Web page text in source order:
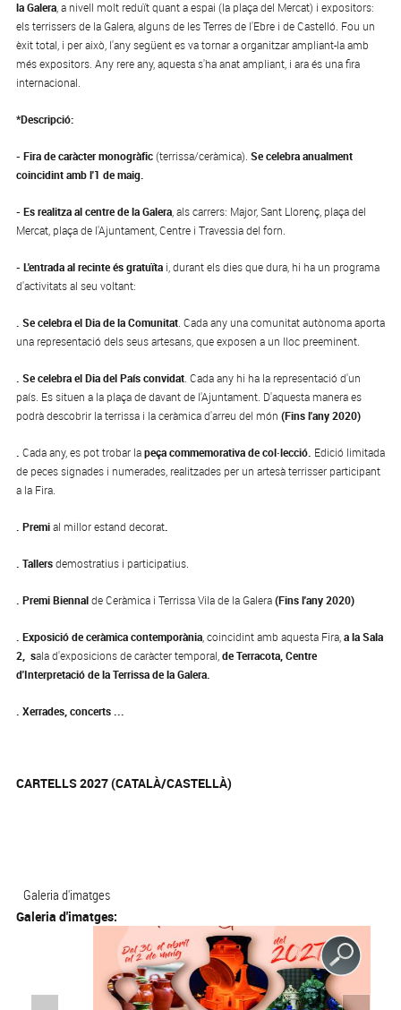
la Galera, a nivell molt reduït quant a espai (la plaça del Mercat) i expositors:
els terrissers de la Galera, alguns de les Terres de l'Ebre i de Castelló. Fou un
èxit total, i per això, l'any següent es va tornar a organitzar ampliant-la amb
més expositors. Any rere any, aquesta s'ha anat ampliant, i ara és una fira
internacional.
*Descripció:
- Fira de caràcter monogràfic(terrissa/ceràmica). Se celebra anualment
coincidint amb l'1 de maig.
- Es realitza al centre de la Galera, als carrers: Major, Sant Llorenç, plaça del
Mercat, plaça de l'Ajuntament, Centre i Travessia del forn.
- L'entrada al recinte és gratuïtai, durant els dies que dura, hi ha un programa
d'activitats al seu voltant:
. Se celebra el Dia de la Comunitat. Cada any una comunitat autònoma aporta
una representació dels seus artesans, que exposen a un lloc preeminent.
. Se celebra el Dia del País convidat. Cada any hi ha la representació d'un
país. Es situen a la plaça de davant de l'Ajuntament. D'aquesta manera es
podrà descobrir la terrissa i la ceràmica d'arreu del món (Fins l'any 2020)
. Cada any, es pot trobar la peça commemorativa de col·lecció. Edició limitada
de peces signades i numerades, realitzades per un artesà terrisser participant
a la Fira.
. Premi al millor estand decorat.
. Tallers demostratius i participatius.
. Premi Biennal de Ceràmica i Terrissa Vila de la Galera (Fins l'any 2020)
. Exposició de ceràmica contemporània, coincidint amb aquesta Fira, a la Sala
2, sala d'exposicions de caràcter temporal,de Terracota, Centre
d'Interpretació de la Terrissa de la Galera.
. Xerrades, concerts ...
CARTELLS 2027 (CATALÀ/CASTELLÀ)
Galeria d'imatges
Galeria d'imatges: